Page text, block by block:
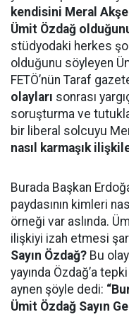
kendisini Meral
Ümit Özdağ
stüdyodaki herkes
olduğunu söyleyen
FETÖ’nün Taraf
olayları sonrası
soruşturma ve
bir liberal solcuyu
nasıl karmaşık
Burada Başkan
paydasının kimleri
örneği var aslında.
ilişkiyi izah etmesi
Sayın Özdağ? Bu
yayında Özdağ’a
aynen şöyle dedi:
Ümit Özdağ Sayın